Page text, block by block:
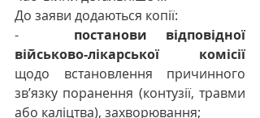
До заяви додаються копії:
- постанови відповідної
військово-лікарської комісії
щодо встановлення причинного
зв’язку поранення (контузії, травми
або каліцтва), захворювання;